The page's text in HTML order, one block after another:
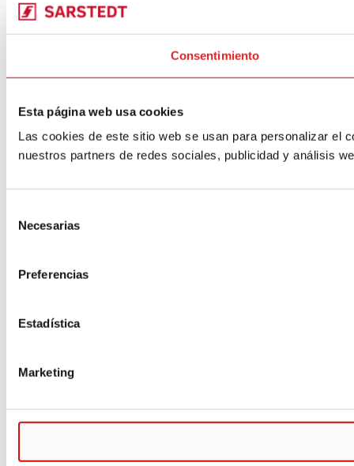
Consentimiento
Esta página web usa cookies
Las cookies de este sitio web se usan para personalizar el
nuestros partners de redes sociales, publicidad y análisis
Necesarias
Preferencias
Estadística
Marketing